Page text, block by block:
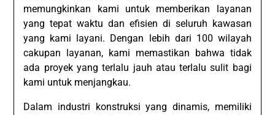
memungkinkan kami untuk memberikan layanan
yang tepat waktu dan efisien di seluruh kawasan
yang kami layani. Dengan lebih dari 100 wilayah
cakupan layanan, kami memastikan bahwa tidak
ada proyek yang terlalu jauh atau terlalu sulit bagi
kami untuk menjangkau.
Dalam industri konstruksi yang dinamis, memiliki